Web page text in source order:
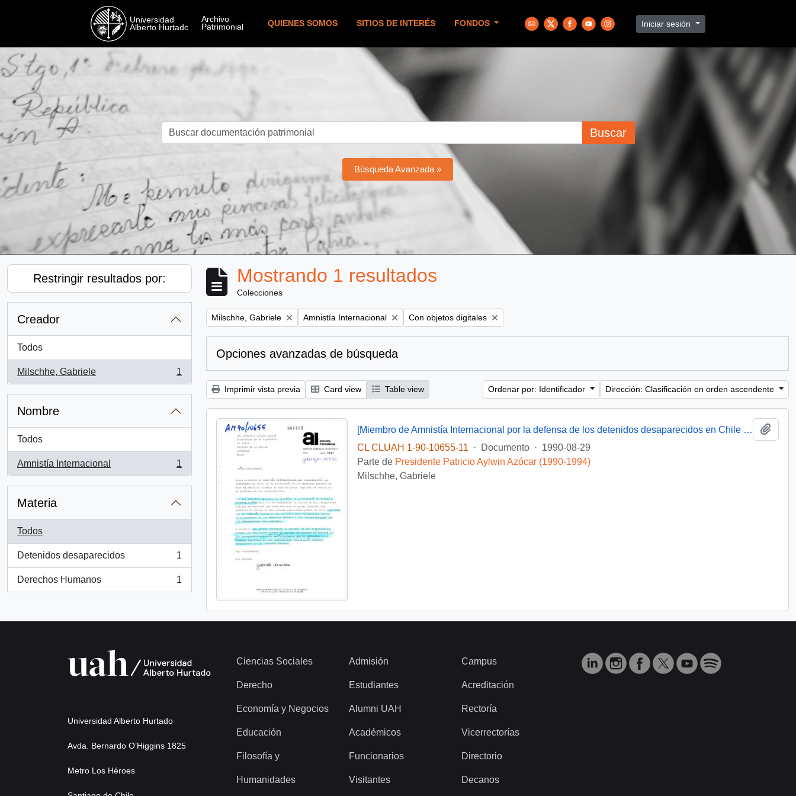
QUIENES SOMOS SITIOS DE INTERÉS FONDOS Iniciar sesión
Buscar
Búsqueda Avanzada »
Restringir resultados por:
Creador
Todos
Milschhe, Gabriele
, 1 resultados
1
Nombre
Todos
Amnistía Internacional
, 1 resultados
1
Materia
Todos
Detenidos desaparecidos
, 1 resultados
1
Derechos Humanos
, 1 resultados
1
Mostrando 1 resultados
Colecciones
Remove filter:
Milschhe, Gabriele Remove filter:
Amnistía Internacional Remove filter:
Con objetos digitales
Opciones avanzadas de búsqueda
Imprimir vista previa Card view Table view Ordenar por: Identificador Dirección: Clasificación en orden ascendente
[Miembro de Amnistía Internacional por la defensa de los detenidos desaparecidos en Chile felicita por la creación de la Comisión de de Verdad y Reconciliación]
CL CLUAH 1-90-10655-11
· Documento · 1990-08-29
Parte de Presidente Patricio Aylwin Azócar (1990-1994)
Milschhe, Gabriele
Universidad Alberto Hurtado
Avda. Bernardo O’Higgins 1825
Metro Los Héroes
Ciencias Sociales
Derecho
Economía y Negocios
Educación
Filosofía y
Humanidades
Admisión
Estudiantes
Alumni UAH
Académicos
Funcionarios
Visitantes
Campus
Acreditación
Rectoría
Vicerrectorías
Directorio
Decanos